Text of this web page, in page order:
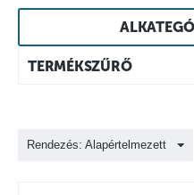
TERMÉKSZŰRŐ
Rendezés: Alapértelmezett